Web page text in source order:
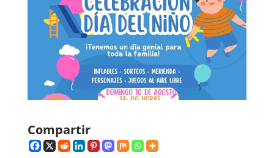
Compartir